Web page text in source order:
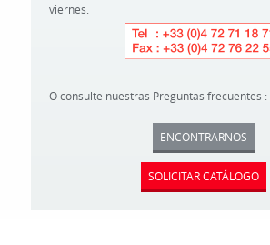
viernes.
O consulte nuestras Preguntas frecuentes :
ENCONTRARNOS
SOLICITAR CATÁLOGO